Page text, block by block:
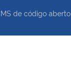
de código aberto